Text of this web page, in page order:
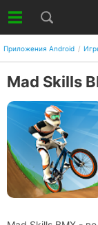
Приложения Android
Mad Skills